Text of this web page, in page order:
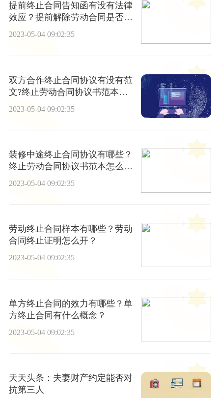
提前终止合同告知函有没有法律
效应？提前解除劳动合同是否违
约?
2023-05-04 09:02:35
双方合作终止合同协议有没有范
文?终止劳动合同协议书范本应
2023-05-04 09:02:35
装修中途终止合同协议有哪些？
终止劳动合同协议书范本怎么
2023-05-04 09:02:35
劳动终止合同样本有哪些？劳动
合同终止证明怎么开？
2023-05-04 09:02:35
单方终止合同的效力有哪些？单
方终止合同有什么概念？
2023-05-04 09:02:35
天天头条：夫妻财产约定能否对
抗第三人